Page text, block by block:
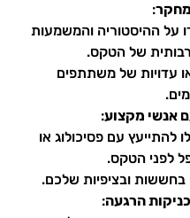
:
על ההיסטוריה והמשמעות
של הטקס.
עדויות של משתתפים
אנשי מקצוע:
להתייעץ עם פסיכולוג או
לפני הטקס.
בחששות ובציפיות שלכם.
הרגעה: